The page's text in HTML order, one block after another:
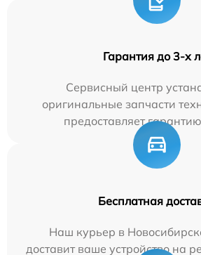
Гарантия до 3-х
Сервисный центр
оригинальные запчасти
предоставляет
Бесплатная
Наш курьер в
доставит ваше устройство на